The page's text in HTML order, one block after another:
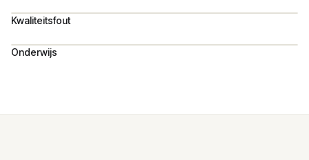
Kwaliteitsfout
Onderwijs